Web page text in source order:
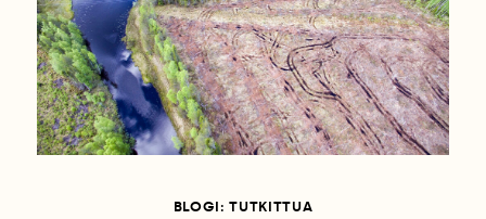
BLOGI: TUTKITTUA